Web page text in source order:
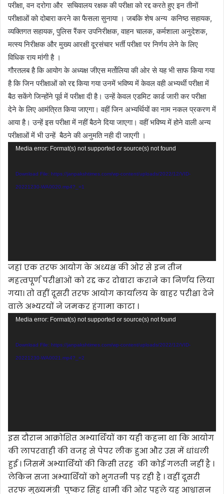
परीक्षा, वन दरोगा और सचिवालय रक्षक की परीक्षा को रद्द करते हुए इन तीनों
परीक्षाओं को दोबारा करने का फैसला सुनाया । जबकि शेष अन्य कनिष्ठ सहायक,
व्यक्तिगत सहायक, पुलिस रैंकर उपनिरीक्षक, वाहन चालक, कर्मशाला अनुदेशक,
मत्स्य निरीक्षक और मुख्य आरक्षी दूरसंचार भर्ती परीक्षा पर निर्णय लेने के लिए
विधिक राय मांगी है ।
गौरतलब है कि आयोग के अध्यक्ष जीएस मर्तोलिया की ओर से यह भी साफ किया गया
है कि जिन परीक्षाओं को रद्द किया गया उनमें भविष्य में केवल वही अभ्यर्थी परीक्षा में
बैठ सकेंगे जिन्होंने पूर्व में परीक्षा दी है। उन्हें केवल एडमिट कार्ड जारी कर परीक्षा
देने के लिए आमंत्रित किया जाएगा। वहीं जिन अभ्यर्थियों का नाम नकल प्रकरण में
आया है। उन्हें इस परीक्षा में नहीं बैठने दिया जाएगा। वहीं भविष्य में होने वाली अन्य
परीक्षाओं में भी उन्हें बैठने की अनुमति नही दी जाएगी ।
Video
Media error: Format(s) not supported or source(s) not found
Download File: https://janpakshtimes.com/wp-content/uploads/2022/12/VID-
20221230-WA0020.mp4?_=1
जहां एक तरफ आयोग के अध्यक्ष की ओर से इन तीन
महत्वपूर्ण परीक्षाओं को रद्द कर दोबारा कराने का निर्णय लिया
गया। तो वहीं दूसरी तरफ आयोग कार्यालय के बाहर परीक्षा देने
वाले अभ्यरयों ने जमकर हंगामा काटा ।
Video
Media error: Format(s) not supported or source(s) not found
Download File: https://janpakshtimes.com/wp-content/uploads/2022/12/VID-
20221230-WA0021.mp4?_=2
इस दौरान आक्रोशित अभ्यार्थियों का यही कहना था कि आयोग
की लापरवाही की वजह से पेपर लीक हुआ और उस में धांधली
हुई । जिसमें अभ्यार्थियों की किसी तरह की कोई गलती नहीं है ।
लेकिन सजा अभ्यार्थियों को भुगतनी पड़ रही है । वहीं दूसरी
तरफ मुख्यमंत्री पुष्कर सिंह धामी की ओर पहले यह आश्वासन